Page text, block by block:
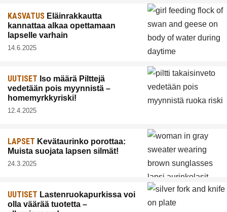
KASVATUS Eläinrakkautta
kannattaa alkaa opettamaan
lapselle varhain
14.6.2025
UUTISET Iso määrä Pilttejä
vedetään pois myynnistä –
homemyrkkyriski!
12.4.2025
LAPSET Kevätaurinko porottaa:
Muista suojata lapsen silmät!
24.3.2025
UUTISET Lastenruokapurkissa voi
olla väärää tuotetta –